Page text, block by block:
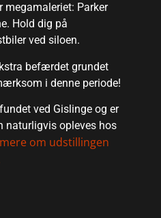
megamaleriet: Parker
Hold dig på
ved siloen.
befærdet grundet
i denne periode!
ved Gislinge og er
naturligvis opleves hos
om udstillingen